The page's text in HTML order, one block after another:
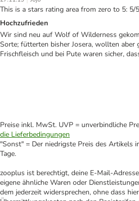
This is a stars rating area from zero to 5: 5/5
Hochzufrieden
Wir sind neu auf Wolf of Wilderness
Sorte; fütterten bisher Josera, wollten aber
Frischfleisch und bei Pute waren sicher,
Preise inkl. MwSt. UVP = unverbindliche
die Lieferbedingungen
"Sonst" = Der niedrigste Preis des Artikels
Tage.
zooplus ist berechtigt, deine E-Mail-
eigene ähnliche Waren oder
dem jederzeit widersprechen, ohne dass